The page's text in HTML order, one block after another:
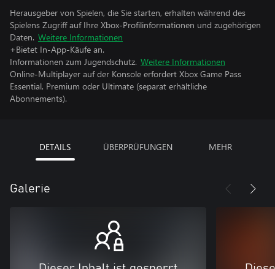
Herausgeber von Spielen, die Sie starten, erhalten während des
Spielens Zugriff auf Ihre Xbox-Profilinformationen und zugehörigen
Daten. Weitere Informationen
+Bietet In-App-Käufe an.
Informationen zum Jugendschutz. Weitere Informationen
Online-Multiplayer auf der Konsole erfordert Xbox Game Pass
Essential, Premium oder Ultimate (separat erhältliche
Abonnements).
DETAILS ÜBERPRÜFUNGEN MEHR
Galerie